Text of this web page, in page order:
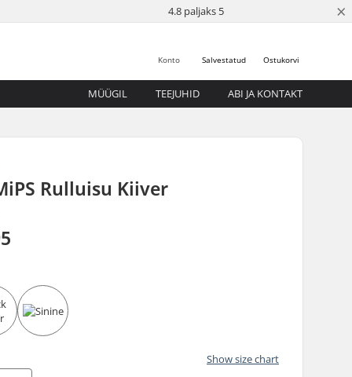
4.8 paljaks 5 ×
Ostukorvi
Salvestatud
Konto
MÜÜGIL TEEJUHID ABI JA KONTAKT
Rulluisu Kiiver
Show size chart